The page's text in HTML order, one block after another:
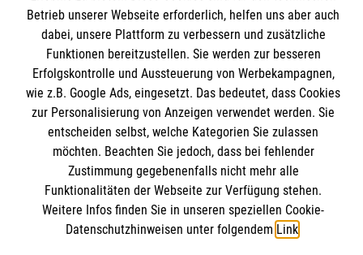
Downloads
Kontakt
Impressum
Datenschutz
Barrierefreiheit
Malteser online
Malteserorden
Malteser Jugend
Malteser International
Mediathek
Sharepoint
Spendenkonto
IBAN: DE103 7060 120 120 120 0001 2
Soziale Netzwerke
Betrieb unserer Webseite erforderlich, helfen uns aber auch
dabei, unsere Plattform zu verbessern und zusätzliche
Funktionen bereitzustellen. Sie werden zur besseren
Erfolgskontrolle und Aussteuerung von Werbekampagnen,
wie z.B. Google Ads, eingesetzt. Das bedeutet, dass Cookies
zur Personalisierung von Anzeigen verwendet werden. Sie
entscheiden selbst, welche Kategorien Sie zulassen
möchten. Beachten Sie jedoch, dass bei fehlender
Zustimmung gegebenenfalls nicht mehr alle
Funktionalitäten der Webseite zur Verfügung stehen.
Weitere Infos finden Sie in unseren speziellen Cookie-
Datenschutzhinweisen unter folgendem Link.